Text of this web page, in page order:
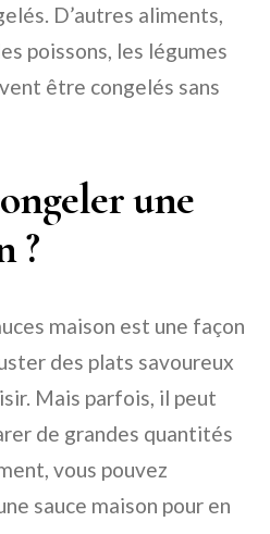
D’autres aliments,
poissons, les légumes
être congelés sans
une
?
maison est une façon
des plats savoureux
Mais parfois, il peut
de grandes quantités
vous pouvez
sauce maison pour en